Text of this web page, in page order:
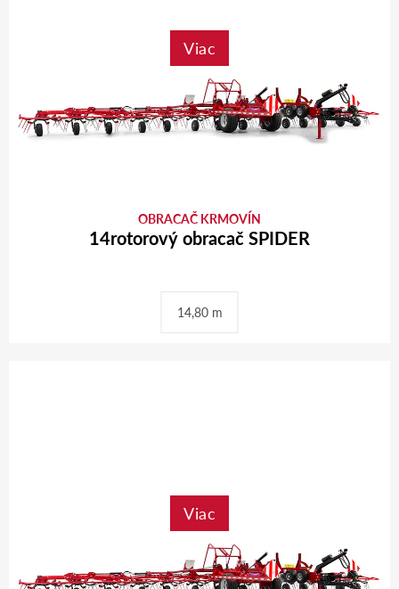
Viac
OBRACAČ KRMOVÍN
14rotorový obracač SPIDER
14,80 m
Viac